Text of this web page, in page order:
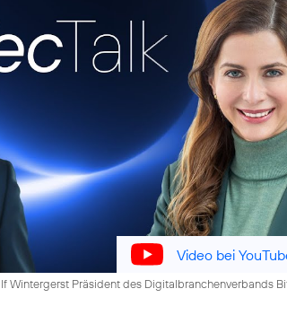
Video bei
Wintergerst Präsident des Digitalbranchenverbands